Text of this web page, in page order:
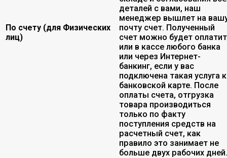
По счету (для Физических
лиц)
деталей с вами, наш
менеджер вышлет на
почту счет. Полученный
счет можно будет
или в кассе любого банка
или через Интернет-
банкинг, если у вас
подключена такая услуга к
банковской карте. После
оплаты счета, отгрузка
товара производиться
только по факту
поступления средств на
расчетный счет, как
правило это занимает не
больше двух рабочих дней.